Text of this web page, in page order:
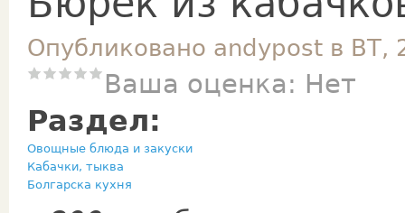
Опубликовано andypost в ВТ,
Ваша оценка: Нет
Раздел:
Овощные блюда и закуски
Кабачки, тыква
Болгарска кухня